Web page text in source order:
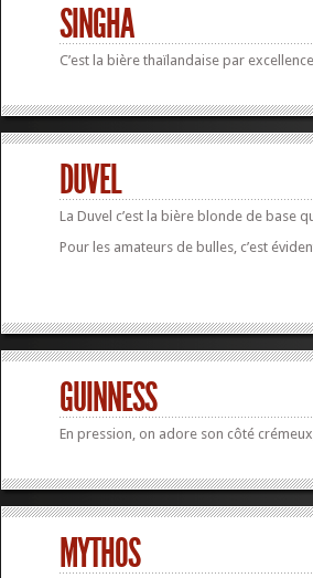
SINGHA
C’est la bière thaïlandaise par
DUVEL
La Duvel c’est la bière blonde de base
Pour les amateurs de bulles, c’est
GUINNESS
En pression, on adore son côté
MYTHOS